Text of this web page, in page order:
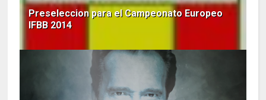
Preseleccion para el Campeonato Europeo
IFBB 2014